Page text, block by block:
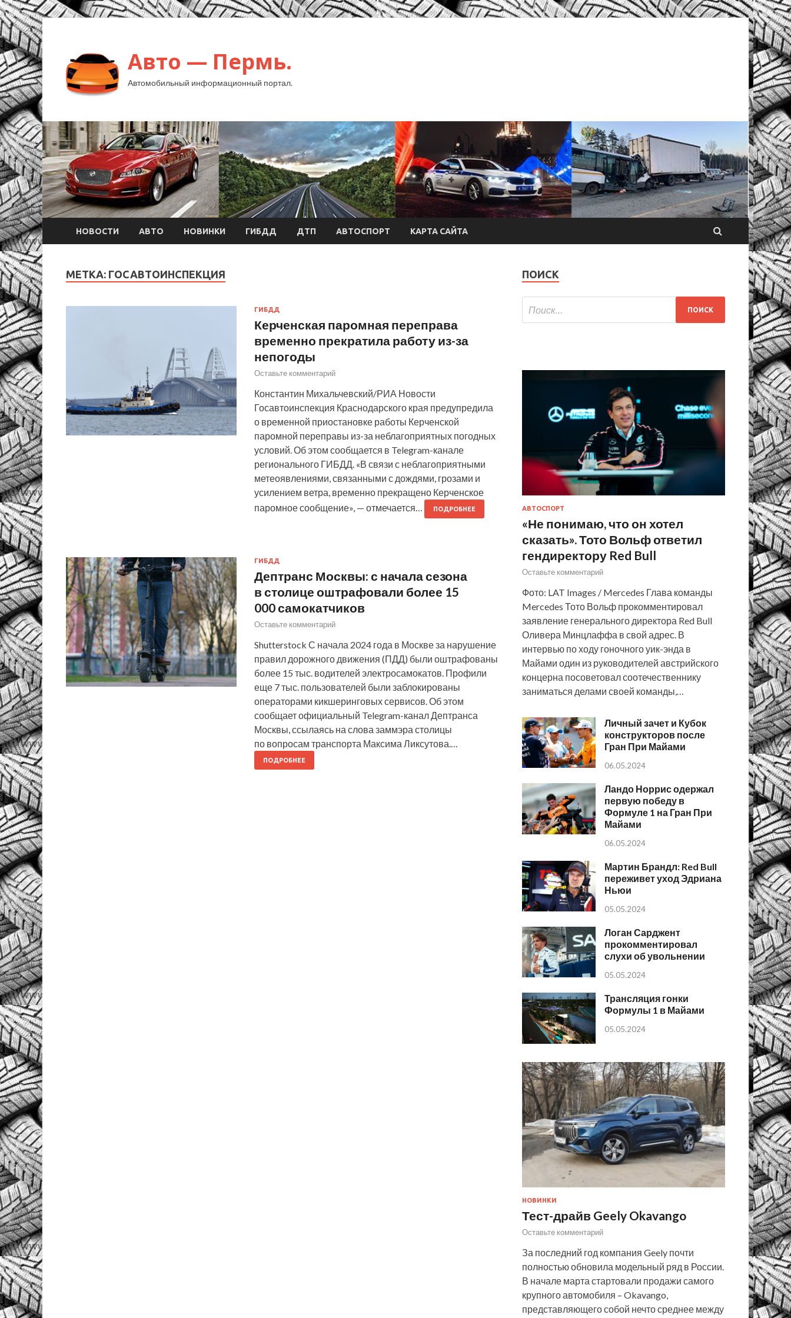
Авто — Пермь.
Автомобильный информационный портал.
НОВОСТИ АВТО НОВИНКИ ГИБДД ДТП АВТОСПОРТ КАРТА САЙТА
МЕТКА: ГОСАВТОИНСПЕКЦИЯ
ГИБДД
Керченская паромная переправа
временно прекратила работу из-за
непогоды
Оставьте комментарий
Константин Михальчевский/РИА Новости
Госавтоинспекция Краснодарского края предупредила
о временной приостановке работы Керченской
паромной переправы из-за неблагоприятных погодных
условий. Об этом сообщается в Telegram-канале
регионального ГИБДД. «В связи с неблагоприятными
метеоявлениями, связанными с дождями, грозами и
усилением ветра, временно прекращено Керченское
паромное сообщение», — отмечается…
ПОДРОБНЕЕ
ГИБДД
Дептранс Москвы: с начала сезона
в столице оштрафовали более 15
000 самокатчиков
Оставьте комментарий
Shutterstock С начала 2024 года в Москве за нарушение
правил дорожного движения (ПДД) были оштрафованы
более 15 тыс. водителей электросамокатов. Профили
еще 7 тыс. пользователей были заблокированы
операторами кикшеринговых сервисов. Об этом
сообщает официальный Telegram-канал Дептранса
Москвы, ссылаясь на слова заммэра столицы
по вопросам транспорта Максима Ликсутова.…
ПОДРОБНЕЕ
ПОИСК
АВТОСПОРТ
«Не понимаю, что он хотел
сказать». Тото Вольф ответил
гендиректору Red Bull
Оставьте комментарий
Фото: LAT Images / Mercedes Глава команды
Mercedes Тото Вольф прокомментировал
заявление генерального директора Red Bull
Оливера Минцлаффа в свой адрес. В
интервью по ходу гоночного уик-энда в
Майами один из руководителей австрийского
концерна посоветовал соотечественнику
заниматься делами своей команды,…
Личный зачет и Кубок
конструкторов после
Гран При Майами
06.05.2024
Ландо Норрис одержал
первую победу в
Формуле 1 на Гран При
Майами
06.05.2024
Мартин Брандл: Red Bull
переживет уход Эдриана
Ньюи
05.05.2024
Логан Сарджент
прокомментировал
слухи об увольнении
05.05.2024
Трансляция гонки
Формулы 1 в Майами
05.05.2024
НОВИНКИ
Тест-драйв Geely Okavango
Оставьте комментарий
За последний год компания Geely почти
полностью обновила модельный ряд в России.
В начале марта стартовали продажи самого
крупного автомобиля – Okavango,
представляющего собой нечто среднее между